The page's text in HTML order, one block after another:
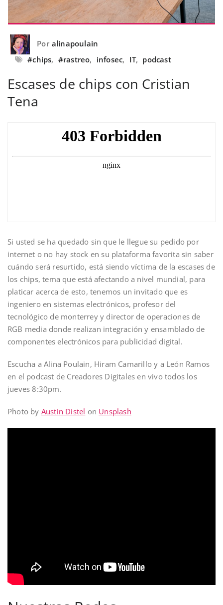
Por alinapoulain
#chips, #rastreo, infosec, IT, podcast
Escases de chips con Cristian
Tena
Si usted se ha quedado sin que le llegue su pedido por
internet o no hay stock en su plataforma favorita sin saber
cuándo será resurtido, está siendo víctima de la escases de
los chips, tema que está afectando a nivel mundial, para
platicar acerca de esto, tenemos un invitado que es
ingeniero en sistemas electrónicos, profesor del
tecnológico de monterrey y director de operaciones de
RGB media donde realizan integración y ensamblado de
componentes electrónicos para publicidad digital.
Escucha a Alina Poulain, Hiram Camarillo y a León Ramos
en el podcast de Creadores Digitales en vivo todos los
jueves 8:30pm.
Photo by Austin Distel on Unsplash